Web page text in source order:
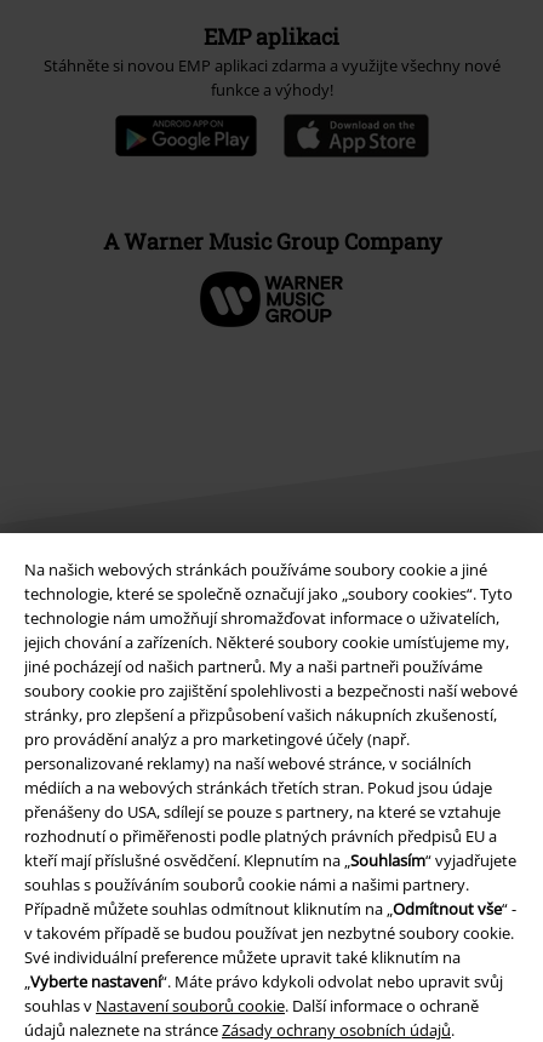
Na našich webových stránkách používáme soubory cookie a jiné
technologie, které se společně označují jako „soubory cookies“. Tyto
technologie nám umožňují shromažďovat informace o uživatelích,
jejich chování a zařízeních. Některé soubory cookie umísťujeme my,
jiné pocházejí od našich partnerů. My a naši partneři používáme
soubory cookie pro zajištění spolehlivosti a bezpečnosti naší webové
stránky, pro zlepšení a přizpůsobení vašich nákupních zkušeností,
pro provádění analýz a pro marketingové účely (např.
personalizované reklamy) na naší webové stránce, v sociálních
médiích a na webových stránkách třetích stran. Pokud jsou údaje
přenášeny do USA, sdílejí se pouze s partnery, na které se vztahuje
rozhodnutí o přiměřenosti podle platných právních předpisů EU a
kteří mají příslušné osvědčení. Klepnutím na „ Souhlasím“ vyjadřujete
souhlas s používáním souborů cookie námi a našimi partnery.
Případně můžete souhlas odmítnout kliknutím na „ Odmítnout vše“ -
v takovém případě se budou používat jen nezbytné soubory cookie.
Své individuální preference můžete upravit také kliknutím na
Vyberte nastavení“. Máte právo kdykoli odvolat nebo upravit svůj
souhlas v Nastavení souborů cookie. Další informace o ochraně
údajů naleznete na stránceZásady ochrany osobních údajů.
EMP aplikaci
Stáhněte si novou EMP aplikaci zdarma a využijte všechny nové
funkce a výhody!
A Warner Music Group Company
Právní informace
Podmínky
Prohlášení
Ochrana osobních údajů
Likvidace odpadu a ochrana životního prostředí
Prohlášení o shodě
Informace o přístupnosti
Nastavení souborů cookie
Odstoupení od smlouvy